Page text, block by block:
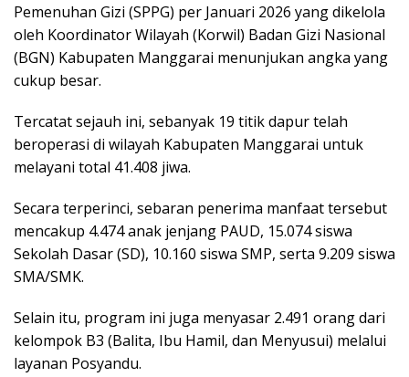
Pemenuhan Gizi (SPPG) per Januari 2026 yang dikelola
oleh Koordinator Wilayah (Korwil) Badan Gizi Nasional
(BGN) Kabupaten Manggarai menunjukan angka yang
cukup besar.
Tercatat sejauh ini, sebanyak 19 titik dapur telah
beroperasi di wilayah Kabupaten Manggarai untuk
melayani total 41.408 jiwa.
Secara terperinci, sebaran penerima manfaat tersebut
mencakup 4.474 anak jenjang PAUD, 15.074 siswa
Sekolah Dasar (SD), 10.160 siswa SMP, serta 9.209 siswa
SMA/SMK.
Selain itu, program ini juga menyasar 2.491 orang dari
kelompok B3 (Balita, Ibu Hamil, dan Menyusui) melalui
layanan Posyandu.